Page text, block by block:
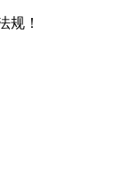
规！